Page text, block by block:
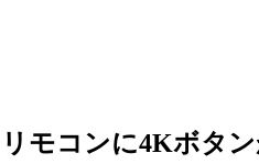
リモコンに4Kボタ